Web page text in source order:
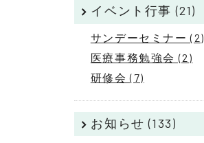
イベント行事 (21)
サンデーセミナー (2)
医療事務勉強会 (2)
研修会 (7)
お知らせ (133)